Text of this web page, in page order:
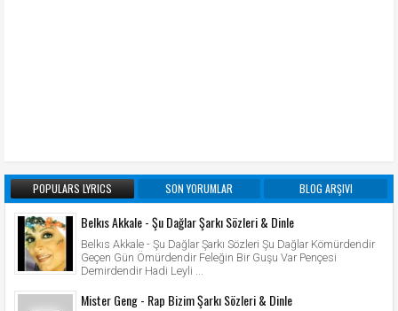
POPULARS LYRICS SON YORUMLAR BLOG ARŞIVI
Belkıs Akkale - Şu Dağlar Şarkı Sözleri & Dinle
Belkıs Akkale - Şu Dağlar Şarkı Sözleri Şu Dağlar Kömürdendir
Geçen Gün Ömürdendir Feleğin Bir Guşu Var Pençesi
Demirdendir Hadi Leyli ...
Mister Geng - Rap Bizim Şarkı Sözleri & Dinle